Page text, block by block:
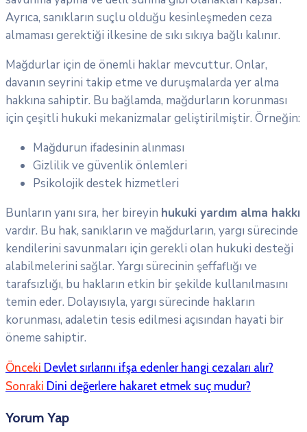
Ayrıca, sanıkların suçlu olduğu kesinleşmeden ceza
almaması gerektiği ilkesine de sıkı sıkıya bağlı kalınır.
Mağdurlar için de önemli haklar mevcuttur. Onlar,
davanın seyrini takip etme ve duruşmalarda yer alma
hakkına sahiptir. Bu bağlamda, mağdurların korunması
için çeşitli hukuki mekanizmalar geliştirilmiştir. Örneğin:
Mağdurun ifadesinin alınması
Gizlilik ve güvenlik önlemleri
Psikolojik destek hizmetleri
Bunların yanı sıra, her bireyin hukuki yardım alma hakkı
vardır. Bu hak, sanıkların ve mağdurların, yargı sürecinde
kendilerini savunmaları için gerekli olan hukuki desteği
alabilmelerini sağlar. Yargı sürecinin şeffaflığı ve
tarafsızlığı, bu hakların etkin bir şekilde kullanılmasını
temin eder. Dolayısıyla, yargı sürecinde hakların
korunması, adaletin tesis edilmesi açısından hayati bir
öneme sahiptir.
Önceki Devlet sırlarını ifşa edenler hangi cezaları alır?
Sonraki Dini değerlere hakaret etmek suç mudur?
Yorum Yap